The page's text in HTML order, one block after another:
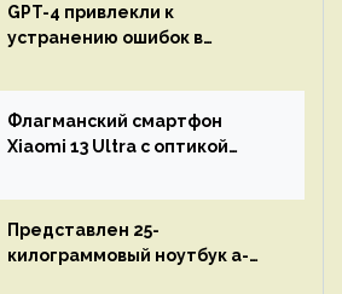
GPT-4 привлекли к
устранению ошибок в
остановится до полного
восстановления кода и
объяснит, что пошло не так
Флагманский смартфон
Xiaomi 13 Ultra с оптикой
представят 18 апреля
Представлен 25-
килограммовый ноутбук a-